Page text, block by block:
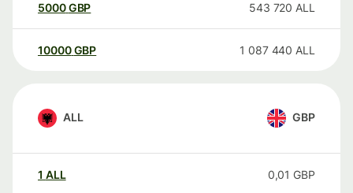
5000GBP 543 720 ALL
10000 GBP 1 087 440 ALL
ALL GBP
1 ALL 0,01 GBP